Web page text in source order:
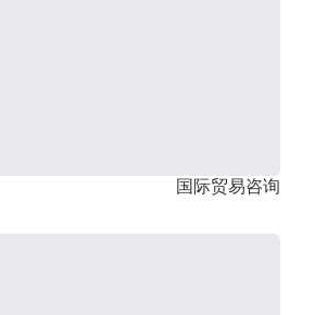
国际贸易咨询